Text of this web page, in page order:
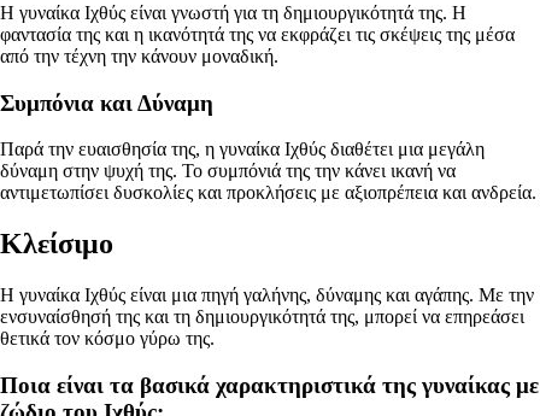
Η γυναίκα Ιχθύς είναι γνωστή για τη δημιουργικότητά της. Η
φαντασία της και η ικανότητά της να εκφράζει τις σκέψεις της μέσα
από την τέχνη την κάνουν μοναδική.
Συμπόνια και Δύναμη
Παρά την ευαισθησία της, η γυναίκα Ιχθύς διαθέτει μια μεγάλη
δύναμη στην ψυχή της. Το συμπόνιά της την κάνει ικανή να
αντιμετωπίσει δυσκολίες και προκλήσεις με αξιοπρέπεια και ανδρεία.
Κλείσιμο
Η γυναίκα Ιχθύς είναι μια πηγή γαλήνης, δύναμης και αγάπης. Με την
ενσυναίσθησή της και τη δημιουργικότητά της, μπορεί να επηρεάσει
θετικά τον κόσμο γύρω της.
Ποια είναι τα βασικά χαρακτηριστικά της γυναίκας με